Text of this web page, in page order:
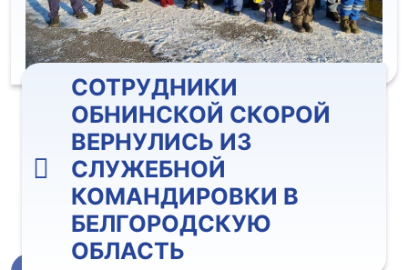
СОТРУДНИКИ
ОБНИНСКОЙ СКОРОЙ
ВЕРНУЛИСЬ ИЗ
СЛУЖЕБНОЙ
КОМАНДИРОВКИ В
БЕЛГОРОДСКУЮ
ОБЛАСТЬ